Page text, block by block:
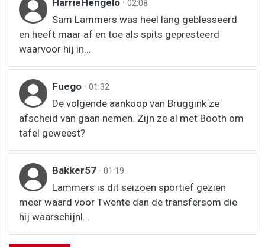
02:08
Sam Lammers was heel lang geblesseerd
en heeft maar af en toe als spits gepresteerd
waarvoor hij in...
Fuego · 01:32
De volgende aankoop van Bruggink ze
afscheid van gaan nemen. Zijn ze al met Booth om
tafel geweest?
Bakker57 · 01:19
Lammers is dit seizoen sportief gezien
meer waard voor Twente dan de transfersom die
hij waarschijnl...